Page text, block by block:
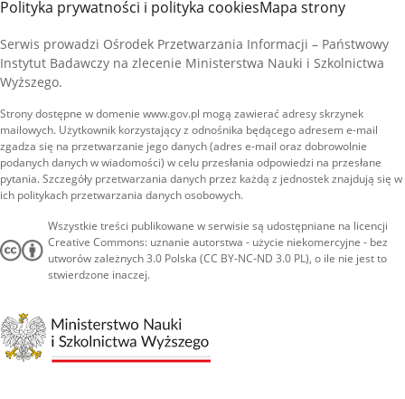
Polityka prywatności i polityka cookiesMapa strony
Serwis prowadzi Ośrodek Przetwarzania Informacji – Państwowy
Instytut Badawczy na zlecenie Ministerstwa Nauki i Szkolnictwa
Wyższego.
Strony dostępne w domenie www.gov.pl mogą zawierać adresy skrzynek
mailowych. Użytkownik korzystający z odnośnika będącego adresem e-mail
zgadza się na przetwarzanie jego danych (adres e-mail oraz dobrowolnie
podanych danych w wiadomości) w celu przesłania odpowiedzi na przesłane
pytania. Szczegóły przetwarzania danych przez każdą z jednostek znajdują się w
ich politykach przetwarzania danych osobowych.
Wszystkie treści publikowane w serwisie są udostępniane na licencji
Creative Commons: uznanie autorstwa - użycie niekomercyjne - bez
utworów zależnych 3.0 Polska (CC BY-NC-ND 3.0 PL), o ile nie jest to
stwierdzone inaczej.